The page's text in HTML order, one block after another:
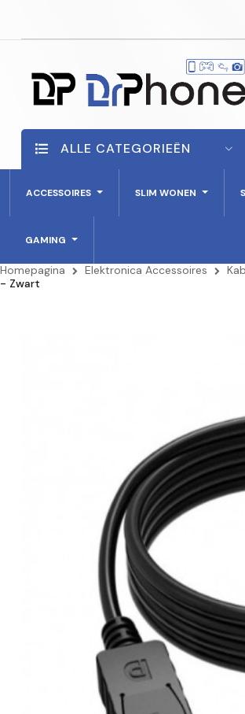
ALLE CATEGORIEËN
ACCESSOIRES SLIM WONEN
GAMING
Homepagina Elektronica Accessoires
- Zwart